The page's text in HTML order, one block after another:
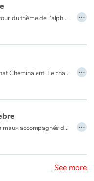
Dans ce livre construit autour du thème de l’alphabet, sur les pages de gauche, chaque lettre est associée à l’image d’un objet : A comme Aubergine, B comme Bouteille, etc.
…
Avec l’homme, Chien et chat Cheminaient. Le chat Qui chuchotait Un matin Aboya.
s’y retrouva.
…
Abécédaire autour des animaux accompagnés de textes classiques. Ce petit bestiaire se compose de 26 dessins d'animaux, d'Alligator à Zèbre, réalisés par Maria Jalibert selon différentes techniques. A chaque image correspond un texte bref, adapté et inspiré de récits et de contes de Blaise Cendrars, Kipling, Prévert ou Andersen. Dans cet ouvrage, à la fois poétique et fantaisiste, on croise ainsi au fil des pages, des personnages bien connus de l'enfants, de Babar à Ali Baba, d'Alice à la princesse grenouille. …
See more